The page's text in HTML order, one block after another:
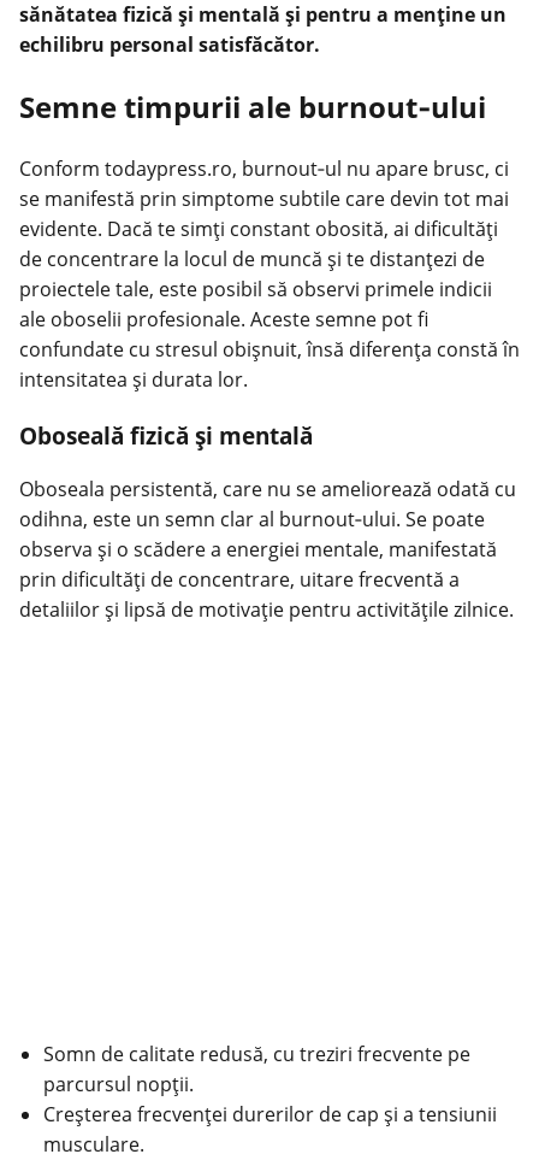
sănătatea fizică și mentală și pentru a menține un
echilibru personal satisfăcător.
Semne timpurii ale burnout‑ului
Conform todaypress.ro, burnout‑ul nu apare brusc, ci
se manifestă prin simptome subtile care devin tot mai
evidente. Dacă te simți constant obosită, ai dificultăți
de concentrare la locul de muncă și te distanțezi de
proiectele tale, este posibil să observi primele indicii
ale oboselii profesionale. Aceste semne pot fi
confundate cu stresul obișnuit, însă diferența constă în
intensitatea și durata lor.
Oboseală fizică și mentală
Oboseala persistentă, care nu se ameliorează odată cu
odihna, este un semn clar al burnout‑ului. Se poate
observa și o scădere a energiei mentale, manifestată
prin dificultăți de concentrare, uitare frecventă a
detaliilor și lipsă de motivație pentru activitățile zilnice.
Somn de calitate redusă, cu treziri frecvente pe
parcursul nopții.
Creșterea frecvenței durerilor de cap și a tensiunii
musculare.